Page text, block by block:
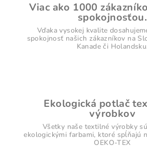
Viac ako 1000
spokojnosťou.
Vďaka vysokej kvalite
spokojnosť našich zákazníkov na
Kanade či
Ekologická potlač
výrobkov
Všetky naše textilné výrobky
ekologickými farbami, ktoré spĺňajú
OEKO-TEX